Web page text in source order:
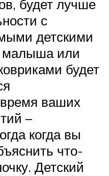
будет лучше
с
детскими
малыша или
будет
ваших
–
когда вы
что-
Детский